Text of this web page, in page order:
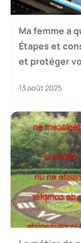
Ma femme a
Étapes et
et protéger
13 août 2025